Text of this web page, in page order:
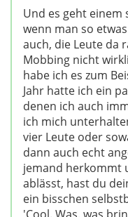
Und es geht einem
wenn man so
auch, die Leute da
Mobbing nicht
habe ich es zum
Jahr hatte ich ein
denen ich auch
ich mich
vier Leute oder
dann auch echt
jemand herkommt
ablässt, hast du
ein bisschen